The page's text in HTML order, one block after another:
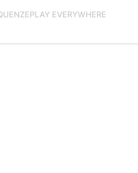
PLAY EVERYWHERE